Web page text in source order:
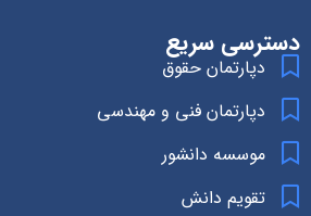
دسترسی سریع
دپارتمان حقوق
دپارتمان فنی و مهندسی
موسسه دانشور
تقویم دانش